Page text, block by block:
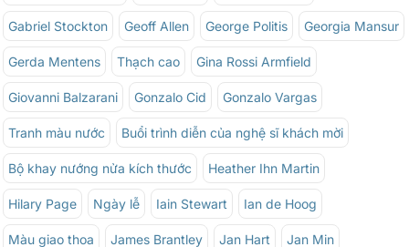
Gabriel Stockton Geoff Allen George Politis Georgia Mansur
Gerda Mentens Thạch cao Gina Rossi Armfield
Giovanni Balzarani Gonzalo Cid Gonzalo Vargas
Tranh màu nước Buổi trình diễn của nghệ sĩ khách mời
Bộ khay nướng nửa kích thước Heather Ihn Martin
Hilary Page Ngày lễ Iain Stewart Ian de Hoog
Màu giao thoa James Brantley Jan Hart Jan Min